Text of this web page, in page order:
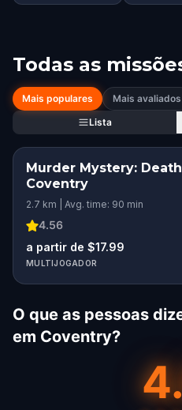
Todas as
Mais populares Mais avaliados
Lista
Murder Mystery:
Coventry
2.7 km | Avg. time: 90 min
4.56
a partir de $17.99
MULTIJOGADOR
O que as pessoas
em Coventry?